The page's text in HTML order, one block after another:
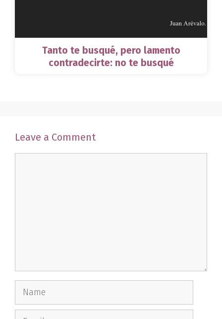
Tanto te busqué, pero lamento
contradecirte: no te busqué
Leave a Comment
Name
Email